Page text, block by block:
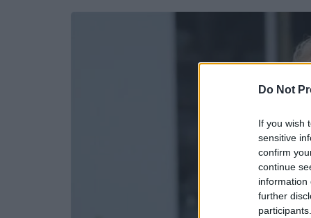
Do Not
If you wish
sensitive
confirm
continue
information
further